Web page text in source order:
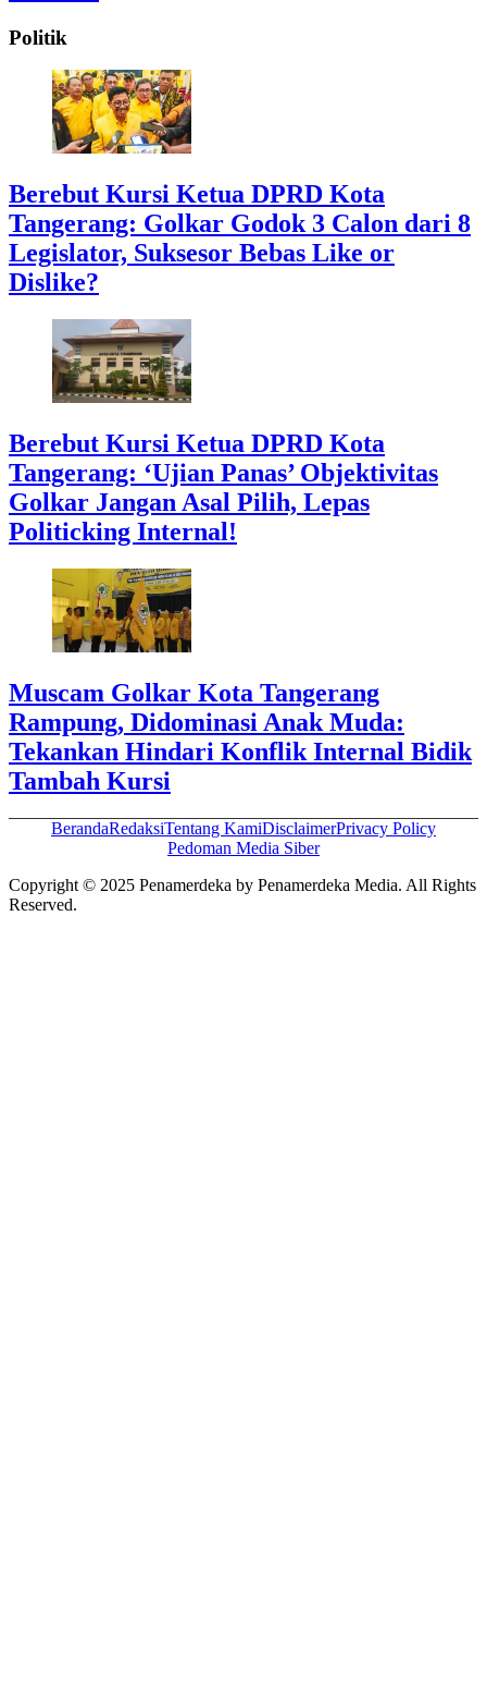
Politik
Berebut Kursi Ketua DPRD Kota
Tangerang: Golkar Godok 3 Calon dari 8
Legislator, Suksesor Bebas Like or
Dislike?
Berebut Kursi Ketua DPRD Kota
Tangerang: ‘Ujian Panas’ Objektivitas
Golkar Jangan Asal Pilih, Lepas
Politicking Internal!
Muscam Golkar Kota Tangerang
Rampung, Didominasi Anak Muda:
Tekankan Hindari Konflik Internal Bidik
Tambah Kursi
BerandaRedaksiTentang KamiDisclaimerPrivacy Policy
Pedoman Media Siber
Copyright © 2025 Penamerdeka by Penamerdeka Media. All Rights
Reserved.